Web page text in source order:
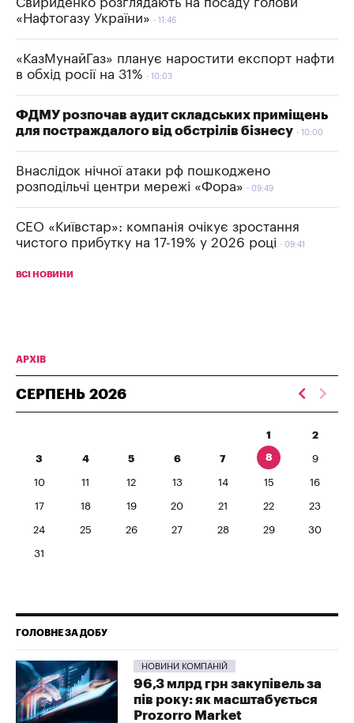
«Нафтогазу України»
11:46
«КазМунайГаз» планує наростити експорт нафти
в обхід росії на 31%
10:03
ФДМУ розпочав аудит складських приміщень
для постраждалого від обстрілів бізнесу
10:00
Внаслідок нічної атаки рф пошкоджено
розподільчі центри мережі «Фора»
09:49
СЕО «Київстар»: компанія очікує зростання
чистого прибутку на 17-19% у 2026 році
09:41
ВСІ НОВИНИ
АРХІВ
СЕРПЕНЬ 2026
1 2
3 4 5 6 7 8 9
10 11 12 13 14 15 16
17 18 19 20 21 22 23
24 25 26 27 28 29 30
31
ГОЛОВНЕ ЗА ДОБУ
НОВИНИ КОМПАНІЙ
96,3 млрд грн закупівель за
пів року: як масштабується
Prozorro Market